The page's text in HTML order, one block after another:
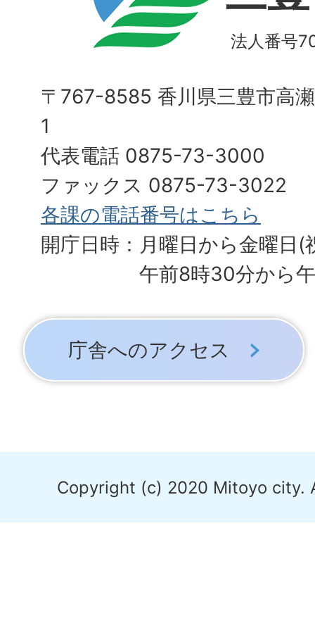
法人番号
〒767-8585 香川県三豊市高
1
代表電話 0875-73-3000
ファックス 0875-73-3022
各課の電話番号はこちら
開庁日時：月曜日から金曜日(
午前8時30分から
庁舎へのアクセス
Copyright (c) 2020 Mitoyo city.